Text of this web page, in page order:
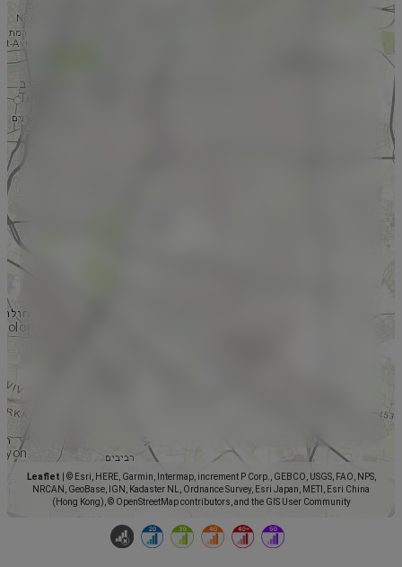
Leaflet
© Esri, HERE, Garmin, Intermap, increment P Corp., GEBCO, USGS, FAO, NPS,
NRCAN, GeoBase, IGN, Kadaster NL, Ordnance Survey, Esri Japan, METI, Esri China
(Hong Kong), © OpenStreetMap contributors, and the GIS User Community